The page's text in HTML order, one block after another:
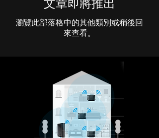
文章即將推出
瀏覽此部落格中的其他類別或稍後回
來查看。